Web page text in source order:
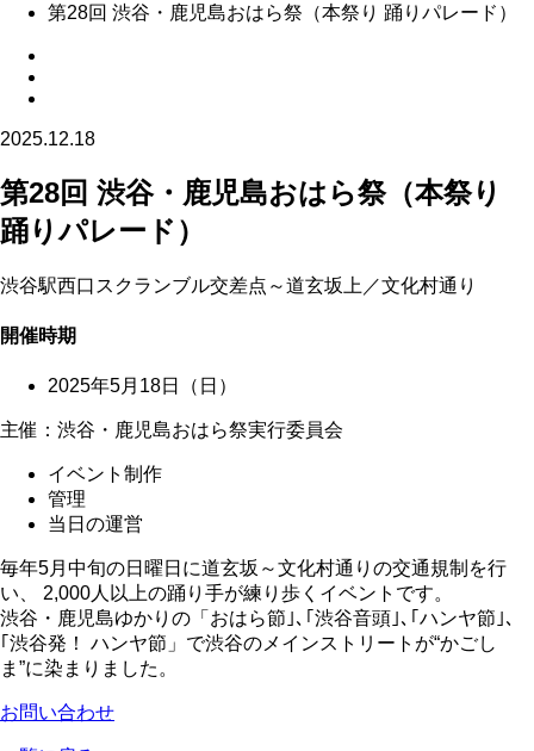
第28回 渋谷・鹿児島おはら祭（本祭り 踊りパレード）
2025.12.18
第28回 渋谷・鹿児島おはら祭（本祭り
踊りパレード）
渋谷駅西口スクランブル交差点～道玄坂上／文化村通り
開催時期
2025年5月18日（日）
主催：渋谷・鹿児島おはら祭実行委員会
イベント制作
管理
当日の運営
毎年5月中旬の日曜日に道玄坂～文化村通りの交通規制を行
い、 2,000人以上の踊り手が練り歩くイベントです。
渋谷・鹿児島ゆかりの「おはら節｣､｢渋谷音頭｣､｢ハンヤ節｣､
｢渋谷発！ ハンヤ節」で渋谷のメインストリートが“かごし
ま”に染まりました。
お問い合わせ